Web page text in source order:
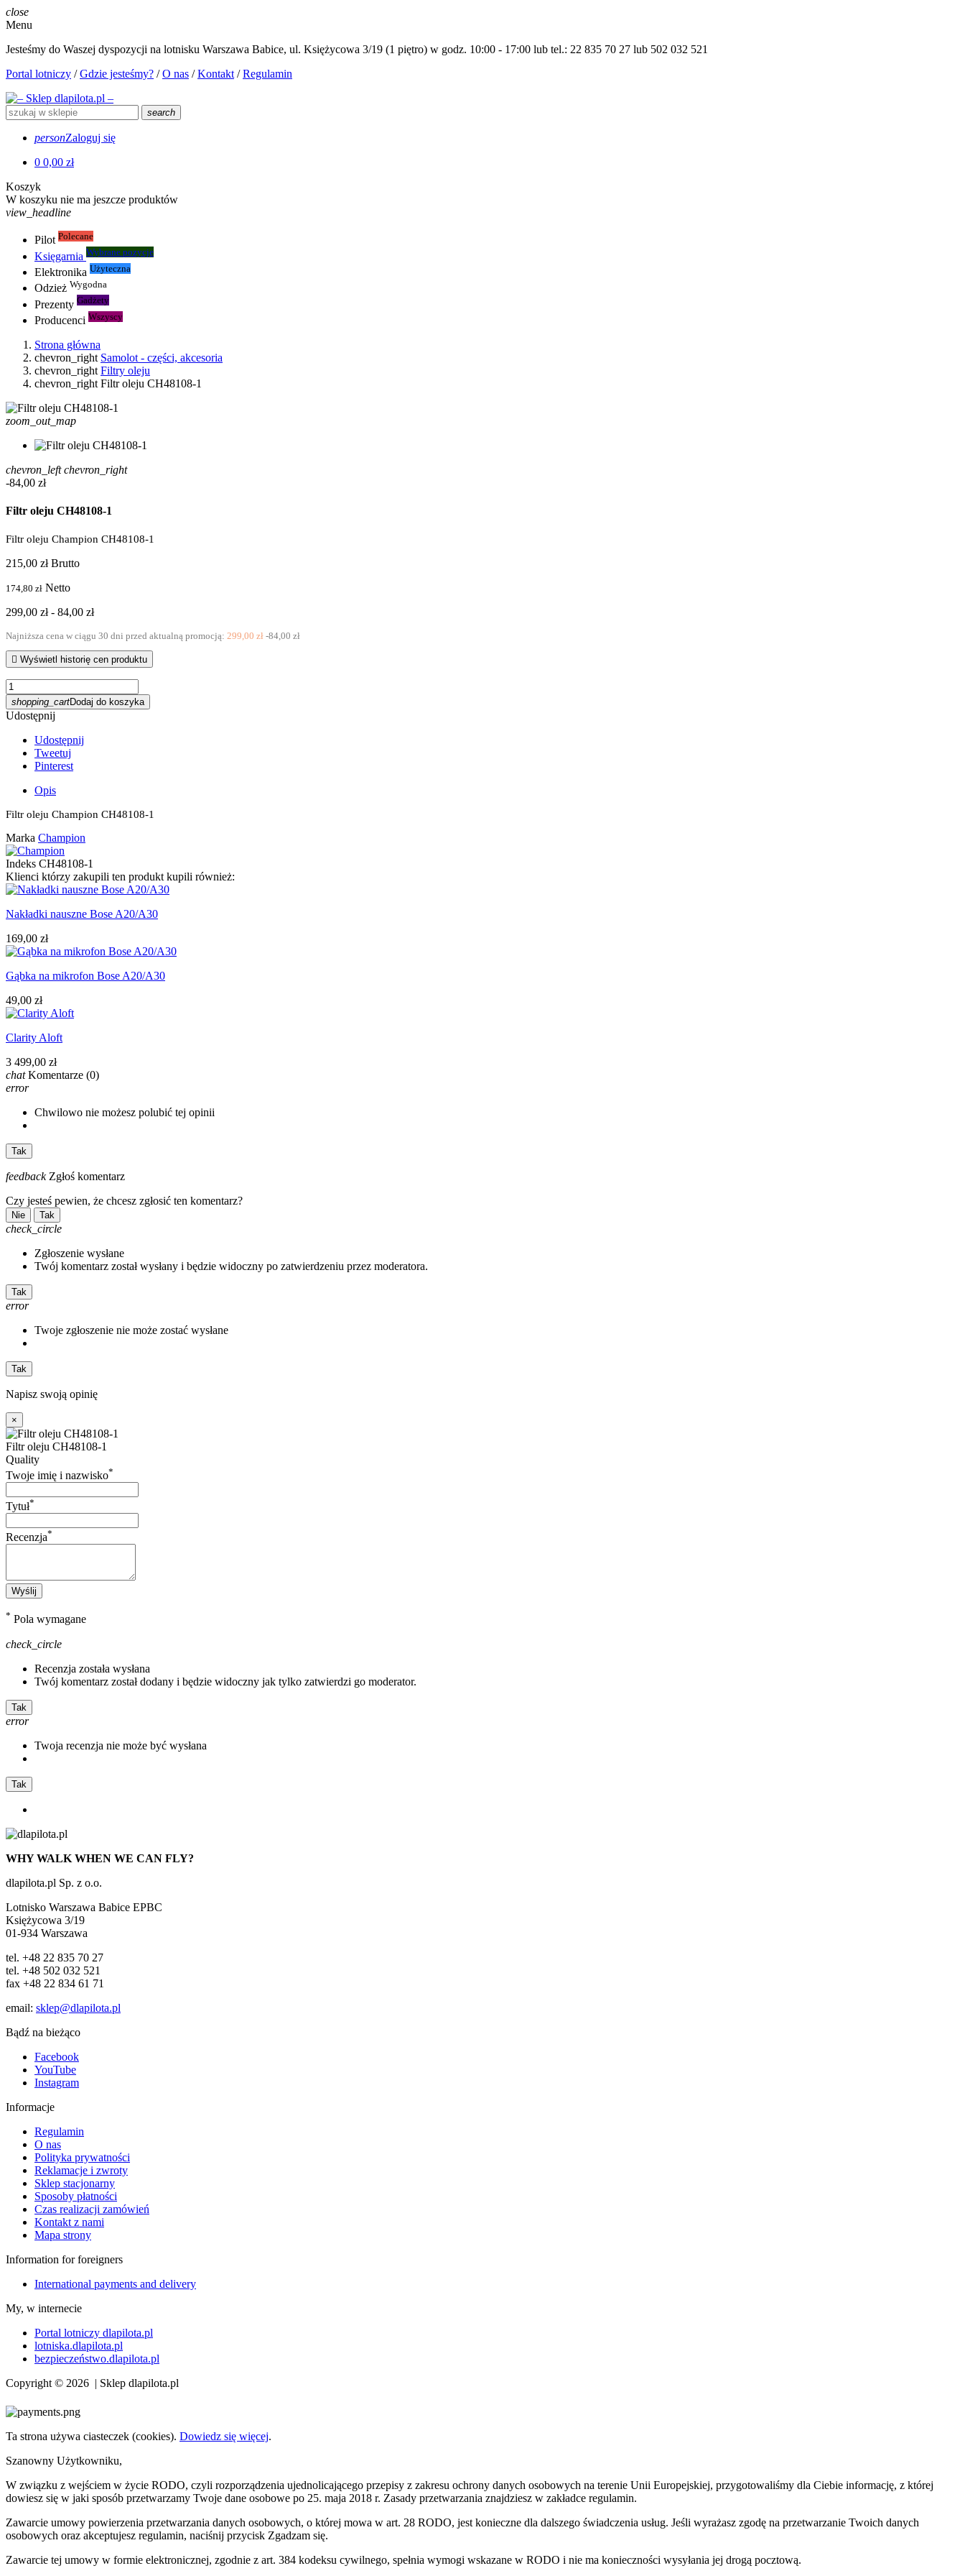
close
Menu
Jesteśmy do Waszej dyspozycji na lotnisku Warszawa Babice, ul. Księżycowa 3/19 (1 piętro) w godz. 10:00 - 17:00 lub tel.: 22 835 70 27 lub 502 032 521
Portal lotniczy /Gdzie jesteśmy? /O nas /Kontakt /Regulamin
search
personZaloguj się
0 0,00 zł
Koszyk
W koszyku nie ma jeszcze produktów
view_headline
Pilot Polecane
Księgarnia Wybrane pozycje
Elektronika Użyteczna
Odzież Wygodna
Prezenty Gadżety
Producenci Wszyscy
Strona główna
chevron_right Samolot - części, akcesoria
chevron_right Filtry oleju
chevron_right Filtr oleju CH48108-1
zoom_out_map
chevron_left chevron_right
-84,00 zł
Filtr oleju CH48108-1
Filtr oleju Champion CH48108-1
215,00 złBrutto
174,80 zł Netto
299,00 zł - 84,00 zł
Najniższa cena w ciągu 30 dni przed aktualną promocją: 299,00 zł -84,00 zł
 Wyświetl historię cen produktu
shopping_cartDodaj do koszyka
Udostępnij
Udostępnij
Tweetuj
Pinterest
Opis
Filtr oleju Champion CH48108-1
Marka Champion
Indeks CH48108-1
Klienci którzy zakupili ten produkt kupili również:
Nakładki nauszne Bose A20/A30
169,00 zł
Gąbka na mikrofon Bose A20/A30
49,00 zł
Clarity Aloft
3 499,00 zł
chat Komentarze (0)
error
Chwilowo nie możesz polubić tej opinii
Tak
feedback Zgłoś komentarz
Czy jesteś pewien, że chcesz zgłosić ten komentarz?
Nie Tak
check_circle
Zgłoszenie wysłane
Twój komentarz został wysłany i będzie widoczny po zatwierdzeniu przez moderatora.
Tak
error
Twoje zgłoszenie nie może zostać wysłane
Tak
Napisz swoją opinię
×
Filtr oleju CH48108-1
Quality
Twoje imię i nazwisko*
Tytuł*
Recenzja*
Wyślij
* Pola wymagane
check_circle
Recenzja została wysłana
Twój komentarz został dodany i będzie widoczny jak tylko zatwierdzi go moderator.
Tak
error
Twoja recenzja nie może być wysłana
Tak
WHY WALK WHEN WE CAN FLY?
dlapilota.pl Sp. z o.o.
Lotnisko Warszawa Babice EPBC
Księżycowa 3/19
01-934 Warszawa
tel. +48 22 835 70 27
tel. +48 502 032 521
fax +48 22 834 61 71
email: sklep@dlapilota.pl
Bądź na bieżąco
Facebook
YouTube
Instagram
Informacje
Regulamin
O nas
Polityka prywatności
Reklamacje i zwroty
Sklep stacjonarny
Sposoby płatności
Czas realizacji zamówień
Kontakt z nami
Mapa strony
Information for foreigners
International payments and delivery
My, w internecie
Portal lotniczy dlapilota.pl
lotniska.dlapilota.pl
bezpieczeństwo.dlapilota.pl
Copyright © 2026 | Sklep dlapilota.pl
Ta strona używa ciasteczek (cookies). Dowiedz się więcej.
Szanowny Użytkowniku,
W związku z wejściem w życie RODO, czyli rozporządzenia ujednolicającego przepisy z zakresu ochrony danych osobowych na terenie Unii Europejskiej, przygotowaliśmy dla Ciebie informację, z której
dowiesz się w jaki sposób przetwarzamy Twoje dane osobowe po 25. maja 2018 r. Zasady przetwarzania znajdziesz w zakładce regulamin.
Zawarcie umowy powierzenia przetwarzania danych osobowych, o której mowa w art. 28 RODO, jest konieczne dla dalszego świadczenia usług. Jeśli wyrażasz zgodę na przetwarzanie Twoich danych
osobowych oraz akceptujesz regulamin, naciśnij przycisk Zgadzam się.
Zawarcie tej umowy w formie elektronicznej, zgodnie z art. 384 kodeksu cywilnego, spełnia wymogi wskazane w RODO i nie ma konieczności wysyłania jej drogą pocztową.